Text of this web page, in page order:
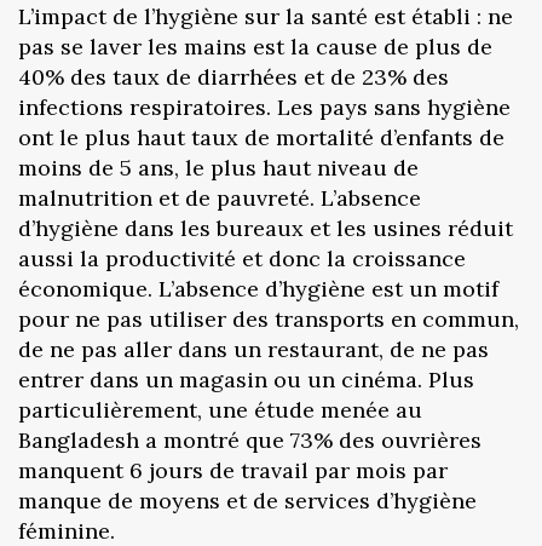
L’impact de l’hygiène sur la santé est établi : ne
pas se laver les mains est la cause de plus de
40% des taux de diarrhées et de 23% des
infections respiratoires. Les pays sans hygiène
ont le plus haut taux de mortalité d’enfants de
moins de 5 ans, le plus haut niveau de
malnutrition et de pauvreté. L’absence
d’hygiène dans les bureaux et les usines réduit
aussi la productivité et donc la croissance
économique. L’absence d’hygiène est un motif
pour ne pas utiliser des transports en commun,
de ne pas aller dans un restaurant, de ne pas
entrer dans un magasin ou un cinéma. Plus
particulièrement, une étude menée au
Bangladesh a montré que 73% des ouvrières
manquent 6 jours de travail par mois par
manque de moyens et de services d’hygiène
féminine.